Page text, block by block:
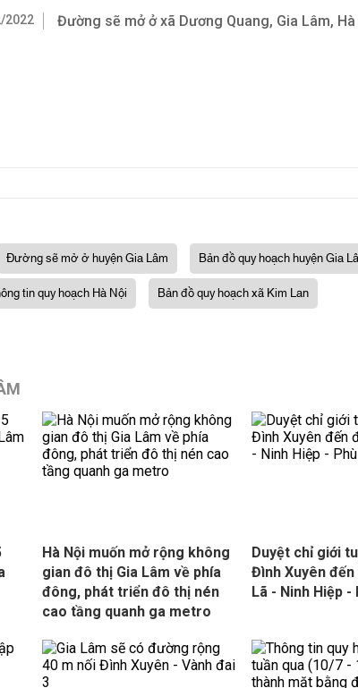
2022 Đường sẽ mở ở xã Dương Quang, Gia Lâm, Hà
Đường sẽ mở ở huyện Gia Lâm
Bản đồ quy hoạch huyện Gia
tin quy hoạch Hà Nội
Bản đồ quy hoạch xã Kim Lan
Hà Nội muốn mở rộng không
gian đô thị Gia Lâm về phía
đông, phát triển đô thị nén
cao tầng quanh ga metro
Duyệt chỉ giới
Đình Xuyên
Lã - Ninh Hiệp -